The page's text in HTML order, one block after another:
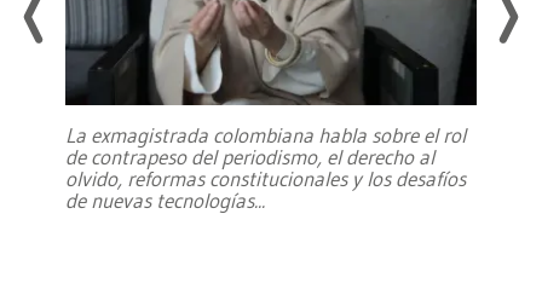
La exmagistrada colombiana habla sobre el rol
de contrapeso del periodismo, el derecho al
olvido, reformas constitucionales y los desafíos
de nuevas tecnologías...